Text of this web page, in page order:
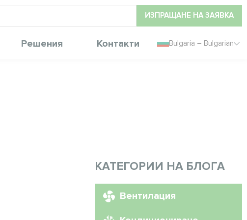
ИЗПРАЩАНЕ НА ЗАЯВКА
Решения Контакти Bulgaria – Bulgarian
КАТЕГОРИИ НА БЛОГА
Вентилация